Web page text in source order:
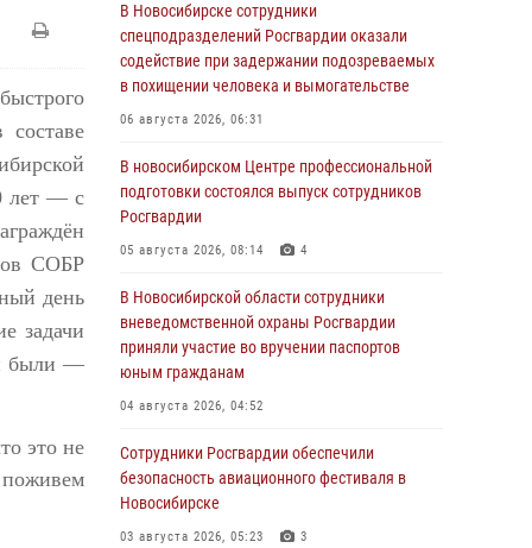
лет — с
СОБР
день
задачи
были —
это не
поживем
В Новосибирске сотрудники
спецподразделений Росгвардии оказали
содействие при задержании подозреваемых
в похищении человека и вымогательстве
06 августа 2026, 06:31
В новосибирском Центре профессиональной
подготовки состоялся выпуск сотрудников
Росгвардии
05 августа 2026, 08:14 4
В Новосибирской области сотрудники
вневедомственной охраны Росгвардии
приняли участие во вручении паспортов
юным гражданам
04 августа 2026, 04:52
Сотрудники Росгвардии обеспечили
безопасность авиационного фестиваля в
Новосибирске
03 августа 2026, 05:23 3